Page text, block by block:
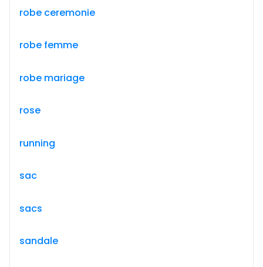
robe ceremonie
robe femme
robe mariage
rose
running
sac
sacs
sandale